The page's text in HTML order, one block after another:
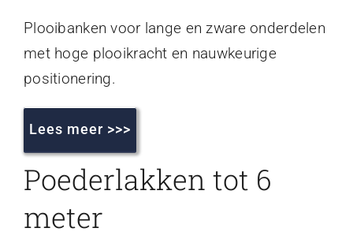
Plooibanken voor lange en zware onderdelen
met hoge plooikracht en nauwkeurige
positionering.
Lees meer >>>
Poederlakken tot 6
meter